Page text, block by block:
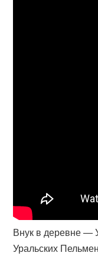
Внук в деревне —
Уральских